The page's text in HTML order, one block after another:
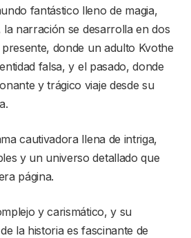
fantástico lleno de magia,
narración se desarrolla en dos
donde un adulto Kvothe
falsa, y el pasado, donde
y trágico viaje desde su
cautivadora llena de intriga,
y un universo detallado que
página.
y carismático, y su
la historia es fascinante de